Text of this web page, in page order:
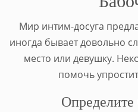
Мир интим-досуга
иногда бывает довольно
место или девушку.
помочь